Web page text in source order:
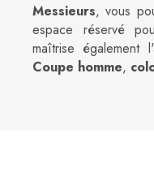
Messieurs, vous
espace réservé
maîtrise
Coupe homme,